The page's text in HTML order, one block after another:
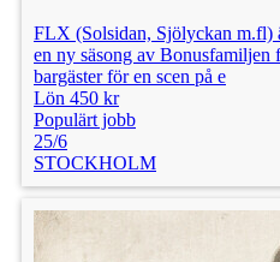
FLX (Solsidan, Sjölyckan m.fl)
en ny säsong av
bargäster för en scen på e
Lön 450 kr
Populärt jobb
25/6
STOCKHOLM